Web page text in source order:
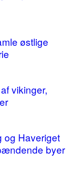
østlige
vikinger,
og Haveriget
byer